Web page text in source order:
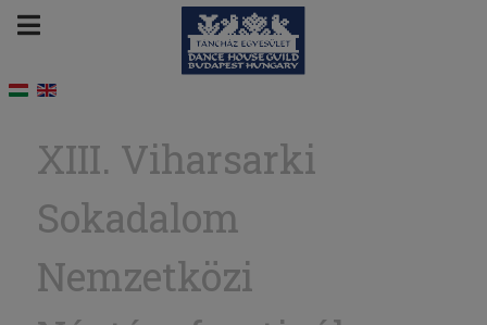
XIII. Viharsarki
Sokadalom
Nemzetközi